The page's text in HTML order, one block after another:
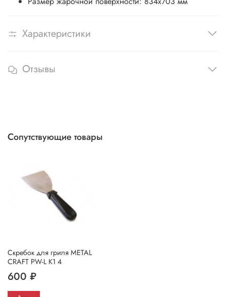
Характеристики
Отзывы
Сопутствующие товары
Скребок для гриля METAL
CRAFT PW-L K1 4
600 ₽